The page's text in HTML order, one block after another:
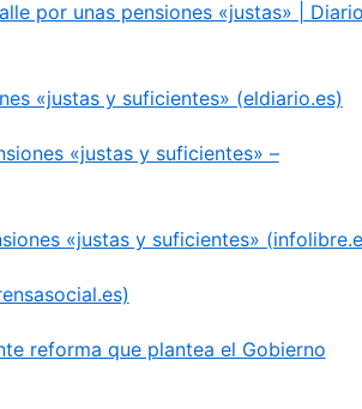
por unas pensiones «justas» | Diario
«justas y suficientes» (eldiario.es)
«justas y suficientes» –
«justas y suficientes»
reforma que plantea el Gobierno